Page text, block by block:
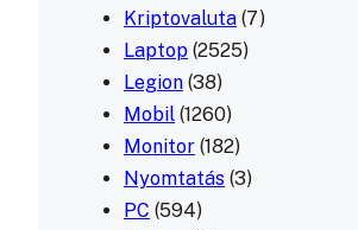
Kriptovaluta (7)
Laptop (2525)
Legion (38)
Mobil (1260)
Monitor (182)
Nyomtatás (3)
PC (594)